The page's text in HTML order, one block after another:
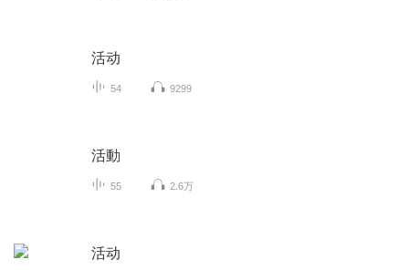
活动
54 9299
活動
55 2.6万
活动